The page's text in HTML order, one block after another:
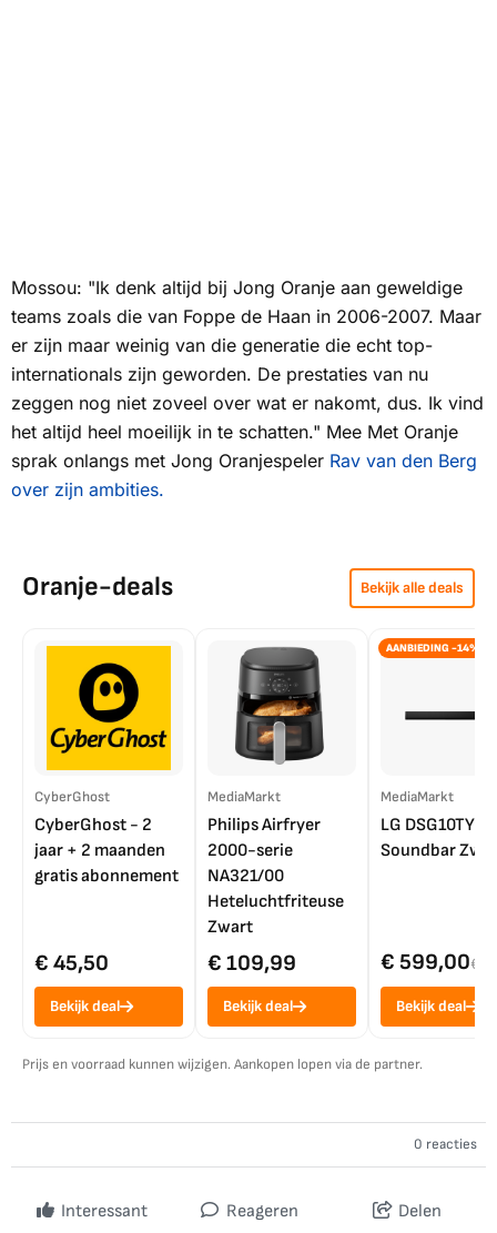
Mossou: "Ik denk altijd bij Jong Oranje aan geweldige
teams zoals die van Foppe de Haan in 2006-2007. Maar
er zijn maar weinig van die generatie die echt top-
internationals zijn geworden. De prestaties van nu
zeggen nog niet zoveel over wat er nakomt, dus. Ik vind
het altijd heel moeilijk in te schatten." Mee Met Oranje
sprak onlangs met Jong Oranjespeler Rav van den Berg
over zijn ambities.
Oranje-deals Bekijk alle deals
CyberGhost
CyberGhost - 2
jaar + 2 maanden
gratis abonnement
€ 45,50
Bekijk deal
MediaMarkt
Philips Airfryer
2000-serie
NA321/00
Heteluchtfriteuse
Zwart
€ 109,99
Bekijk deal
AANBIEDING -14%
MediaMarkt
LG DSG10TY
Soundbar
€ 599,00€
Bekijk deal
Prijs en voorraad kunnen wijzigen. Aankopen lopen via de partner.
0 reacties
Interessant Reageren Delen